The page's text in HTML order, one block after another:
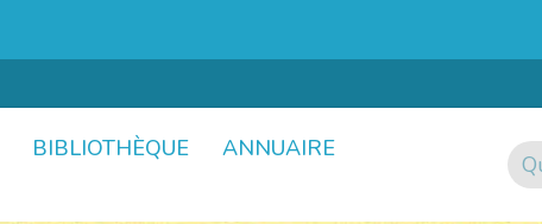
BIBLIOTHÈQUE
ANNUAIRE